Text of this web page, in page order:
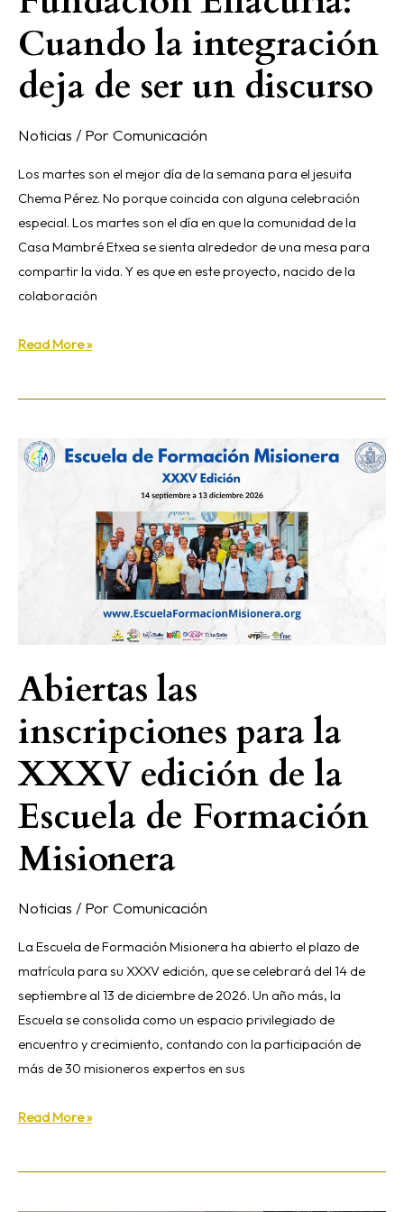
Cuando la integración
deja de ser un discurso
Noticias / Por Comunicación
Los martes son el mejor día de la semana para el jesuita
Chema Pérez. No porque coincida con alguna celebración
especial. Los martes son el día en que la comunidad de la
Casa Mambré Etxea se sienta alrededor de una mesa para
compartir la vida. Y es que en este proyecto, nacido de la
colaboración
Read More »
Abiertas las
inscripciones para la
XXXV edición de la
Escuela de Formación
Misionera
Noticias / Por Comunicación
La Escuela de Formación Misionera ha abierto el plazo de
matrícula para su XXXV edición, que se celebrará del 14 de
septiembre al 13 de diciembre de 2026. Un año más, la
Escuela se consolida como un espacio privilegiado de
encuentro y crecimiento, contando con la participación de
más de 30 misioneros expertos en sus
Abiertas
las
Escuela
de
Formación
Misionera
Read More »